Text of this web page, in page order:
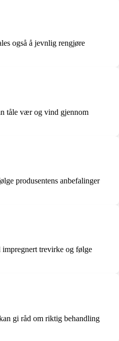
også å jevnlig rengjøre
tåle vær og vind gjennom
produsentens anbefalinger
impregnert trevirke og følge
gi råd om riktig behandling